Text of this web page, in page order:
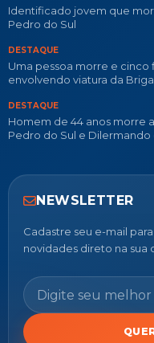
Identificado jovem que
Pedro do Sul
DESTAQUE
Uma pessoa morre e
envolvendo viatura da
DESTAQUE
Homem de 44 anos morre
Pedro do Sul e Dilermando
NEWSLETTER
Cadastre seu e-mail
novidades direto na sua